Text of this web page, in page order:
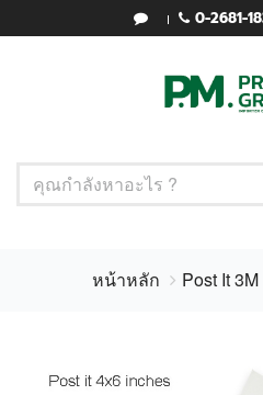
0-2681-
หน้าหลัก Post It 3M